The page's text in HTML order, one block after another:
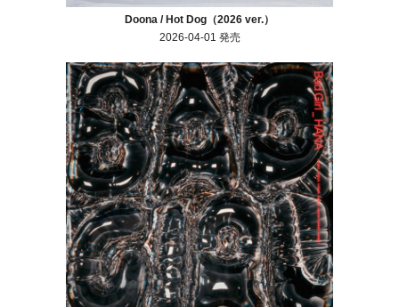
Doona / Hot Dog（2026 ver.）
2026-04-01 発売